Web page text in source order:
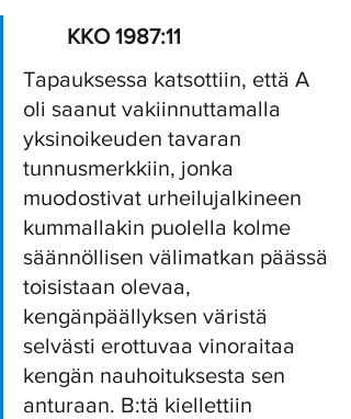
KKO 1987:11
Tapauksessa katsottiin, että A
oli saanut vakiinnuttamalla
yksinoikeuden tavaran
tunnusmerkkiin, jonka
muodostivat urheilujalkineen
kummallakin puolella kolme
säännöllisen välimatkan päässä
toisistaan olevaa,
kengänpäällyksen väristä
selvästi erottuvaa vinoraitaa
kengän nauhoituksesta sen
anturaan. B:tä kiellettiin